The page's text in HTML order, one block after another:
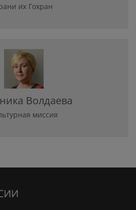
их Гохран
Волдаева
миссия